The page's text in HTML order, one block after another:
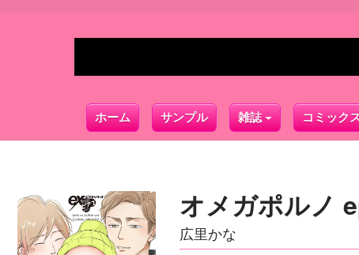
ホーム サンプル 雑誌 コミック
オメガポルノ
広里かな